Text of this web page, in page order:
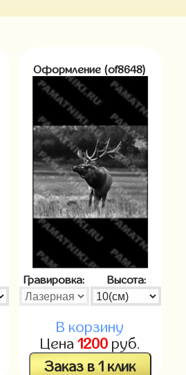
Оформление (of8648)
Гравировка: Высота:
В корзину
Цена 1200руб.
Заказ в 1 клик